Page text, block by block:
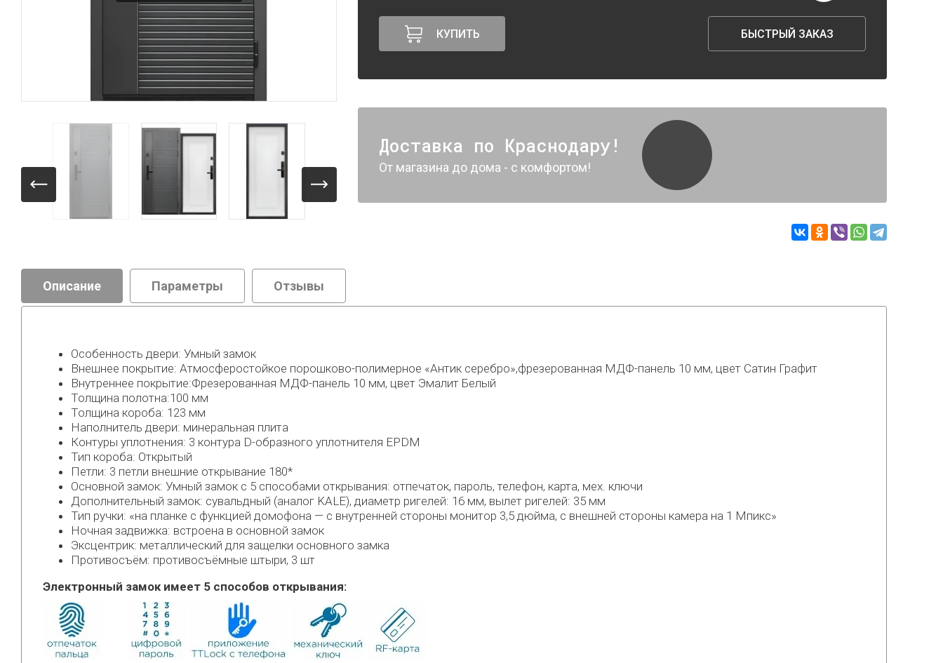
КУПИТЬ БЫСТРЫЙ ЗАКАЗ
Доставка по Краснодару!
От магазина до дома - с комфортом!
Описание Параметры Отзывы
Особенность двери: Умный замок
Внешнее покрытие: Атмосферостойкое порошково-полимерное «Антик серебро»,фрезерованная МДФ-панель 10 мм, цвет Сатин Графит
Внутреннее покрытие:Фрезерованная МДФ-панель 10 мм, цвет Эмалит Белый
Толщина полотна:100 мм
Толщина короба: 123 мм
Наполнитель двери: минеральная плита
Контуры уплотнения: 3 контура D-образного уплотнителя EPDM
Тип короба: Открытый
Петли: 3 петли внешние открывание 180*
Основной замок: Умный замок с 5 способами открывания: отпечаток, пароль, телефон, карта, мех. ключи
Дополнительный замок: сувальдный (аналог KALE), диаметр ригелей: 16 мм, вылет ригелей: 35 мм
Тип ручки: «на планке с функцией домофона — с внутренней стороны монитор 3,5 дюйма, с внешней стороны камера на 1 Мпикс»
Ночная задвижка: встроена в основной замок
Эксцентрик: металлический для защелки основного замка
Противосъём: противосъёмные штыри, 3 шт
Электронный замок имеет 5 способов открывания: